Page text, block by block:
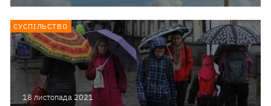
18 листопада 2021
СУСПІЛЬСТВО